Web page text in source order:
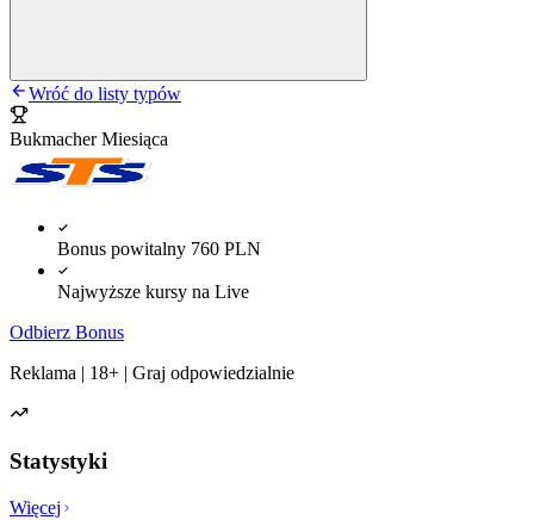
Wróć do listy typów
Bukmacher Miesiąca
Bonus powitalny 760 PLN
Najwyższe kursy na Live
Odbierz Bonus
Reklama | 18+ | Graj odpowiedzialnie
Statystyki
Więcej